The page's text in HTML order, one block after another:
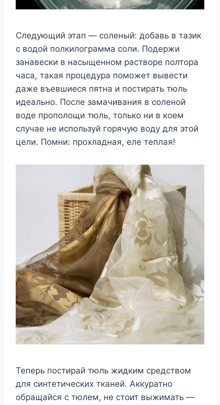
Следующий этап — соленый: добавь в тазик
с водой полкилограмма соли. Подержи
занавески в насыщенном растворе полтора
часа, такая процедура поможет вывести
даже въевшиеся пятна и постирать тюль
идеально. После замачивания в соленой
воде прополощи тюль, только ни в коем
случае не используй горячую воду для этой
цели. Помни: прохладная, еле теплая!
Теперь постирай тюль жидким средством
для синтетических тканей. Аккуратно
обращайся с тюлем, не стоит выжимать —